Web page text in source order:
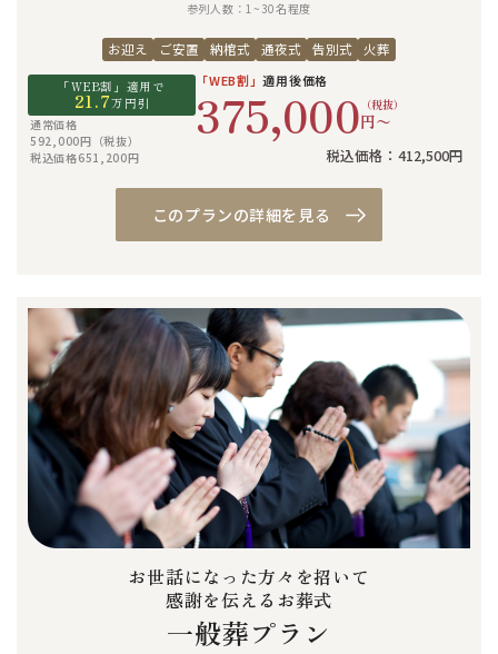
参列人数：1~30名程度
お迎え ご安置 納棺式 通夜式 告別式 火葬
「WEB割」適用で
21.7万円引
通常価格
592,000円（税抜）
税込価格651,200円
「WEB割」適用後価格
375,000 （税抜）
円〜
税込価格：412,500円
このプランの詳細を見る
お世話になった方々を招いて
感謝を伝えるお葬式
一般葬プラン